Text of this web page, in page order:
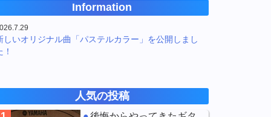
Information
しいオリジナル曲「パステルカラー」を公開しまし
！
人気の投稿